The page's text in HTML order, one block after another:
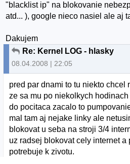
"blacklist ip" na blokovanie
atd... ), google nieco nasiel ale aj
Dakujem
Re: Kernel LOG - hlasky
08.04.2008 | 22:05
pred par dnami to tu niekto chcel
ze sa mu po niekolkych
do pocitaca zacalo to
mal tam aj nejake linky ale
blokovat u seba na stroji 3/4
uz radsej blokovat cely internet
potrebuje k zivotu.